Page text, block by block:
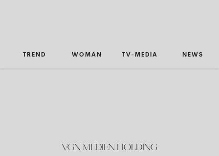
TREND WOMAN TV-MEDIA NEWS
VGN MEDIEN HOLDING